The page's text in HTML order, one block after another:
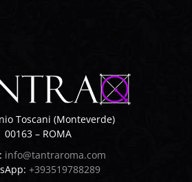
Toscani (Monteverde)
00163 – ROMA
info@tantraroma.com
+393519788289